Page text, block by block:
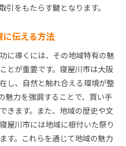
引をもたらす鍵となります。
伝える方法
に導くには、その地域特有の魅
とが重要です。寝屋川市は大阪
し、自然と触れ合える環境が整
魅力を強調することで、買い手
きます。また、地域の歴史や文
屋川市には地域に根付いた祭り
す。これらを通じて地域の魅力